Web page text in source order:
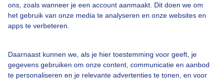
ons, zoals wanneer je een account aanmaakt. Dit doen we om
het gebruik van onze media te analyseren en onze websites en
apps te verbeteren.
Daarnaast kunnen we, als je hier toestemming voor geeft, je
gegevens gebruiken om onze content, communicatie en aanbod
te personaliseren en je relevante advertenties te tonen, en voor